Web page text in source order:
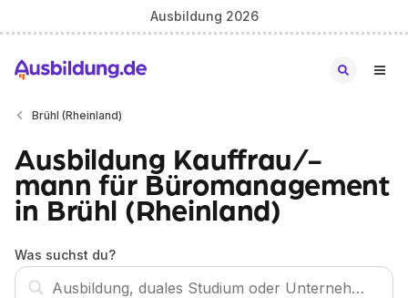
Ausbildung 2026
Brühl (Rheinland)
Ausbildung Kauffrau/-
mann für Büromanagement
in Brühl (Rheinland)
Was suchst du?